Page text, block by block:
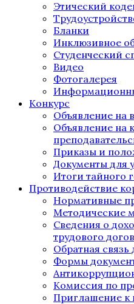
Этический
Бланки
Инклюзивное
Студенческий
Видео
Фотогалерея
Конкурс
Объявление на
Объявление на
Приказы и
Документы для
Итоги тайного
Противодействие
Нормативные
Методические
Сведения о
трудового
Обратная
Формы
Комиссия по
Приглашение к